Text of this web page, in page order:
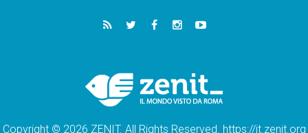
Copyright © 2026 ZENIT. All Rights Reserved. https://it.zenit.org